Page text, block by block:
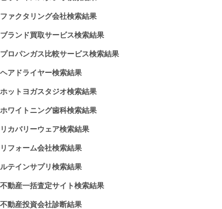
ファクタリング会社検索結果
ブランド買取サービス検索結果
プロパンガス比較サービス検索結果
ヘアドライヤー検索結果
ホットヨガスタジオ検索結果
ホワイトニング歯科検索結果
リカバリーウェア検索結果
リフォーム会社検索結果
ルテインサプリ検索結果
不動産一括査定サイト検索結果
不動産投資会社診断結果